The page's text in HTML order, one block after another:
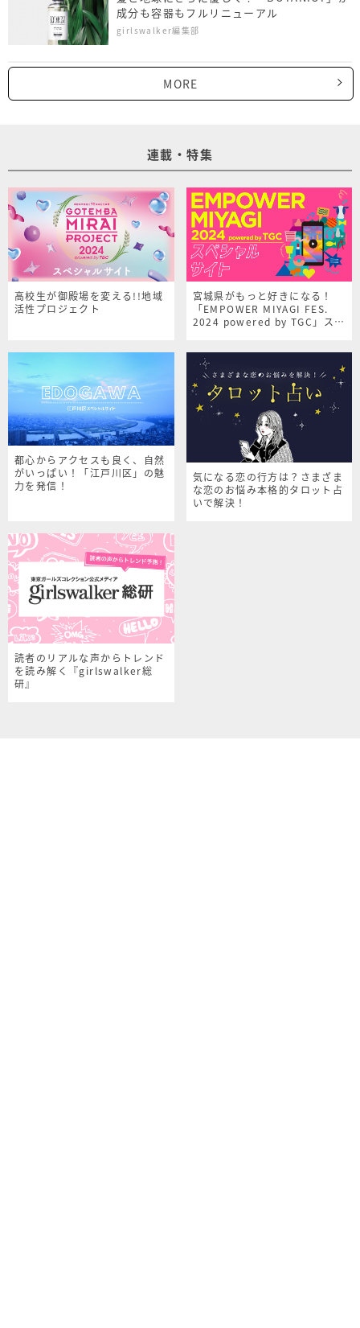
成分も容器もフルリニューアル
girlswalker編集部
MORE
連載・特集
高校生が御殿場を変える!!地域
活性プロジェクト
宮城県がもっと好きになる！
「EMPOWER MIYAGI FES.
2024 powered by TGC」スペ
都心からアクセスも良く、自然
がいっぱい！「江戸川区」の魅
力を発信！
気になる恋の行方は？さまざま
な恋のお悩み本格的タロット占
いで解決！
読者のリアルな声からトレンド
を読み解く『girlswalker総
研』